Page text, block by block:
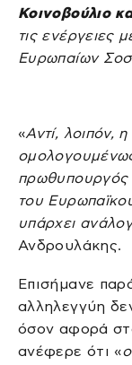
Κοινοβούλιο
τις ενέργειες
Ευρωπαίων
«Αντί, λοιπόν,
ομολογουμένως
πρωθυπουργός
του
υπάρχει
Ανδρουλάκης.
Επισήμανε
αλληλεγγύη
όσον αφορά
ανέφερε ότι «